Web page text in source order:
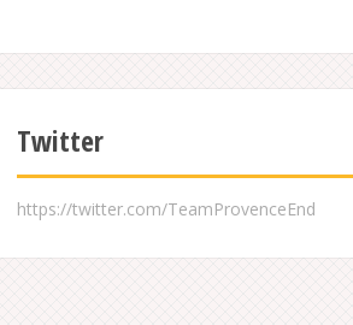
Twitter
https://twitter.com/TeamProvenceEnd